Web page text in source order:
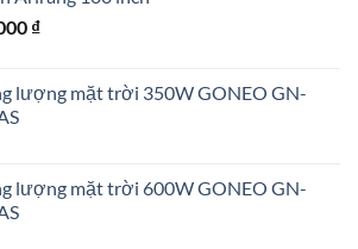
₫
lượng mặt trời 350W GONEO GN-
lượng mặt trời 600W GONEO GN-